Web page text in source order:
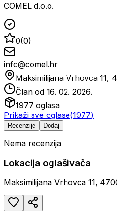
COMEL d.o.o.
0(0)
info@comel.hr
Maksimilijana Vrhovca 11,
Član od 16. 02. 2026.
1977 oglasa
Prikaži sve oglase(1977)
Recenzije Dodaj
Nema recenzija
Lokacija oglašivača
Maksimilijana Vrhovca 11,